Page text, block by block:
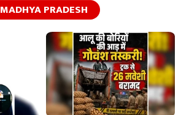
MADHYA PRADESH